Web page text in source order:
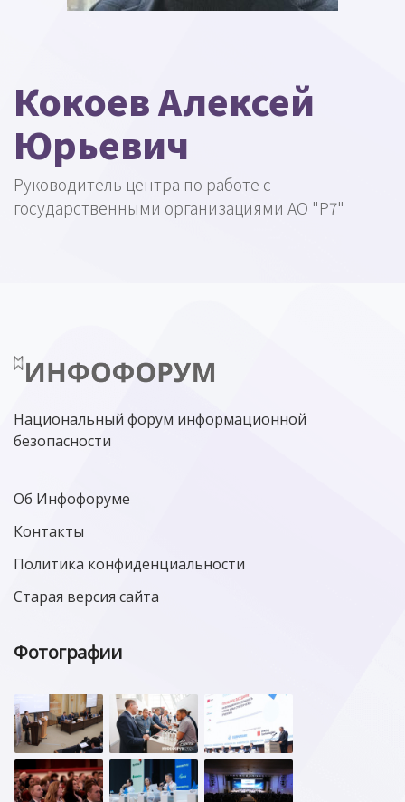
Кокоев Алексей
Юрьевич
Руководитель центра по работе с
государственными организациями АО "Р7"
Национальный форум информационной
безопасности
Об Инфофоруме
Контакты
Политика конфиденциальности
Старая версия сайта
Фотографии